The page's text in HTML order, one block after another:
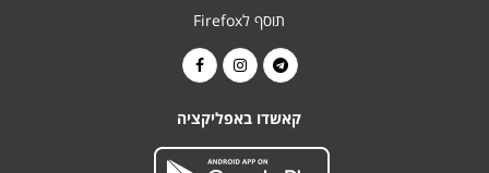
תוסף לFirefox
קאשדו באפליקציה